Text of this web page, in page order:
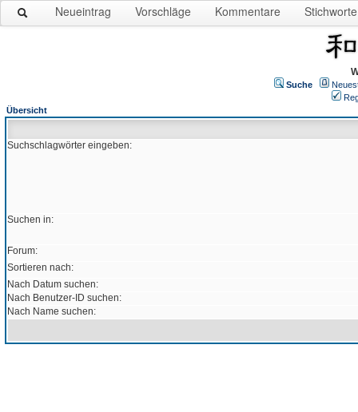
Neueintrag Vorschläge Kommentare Stichworte
Suche
Übersicht
Suchschlagwörter eingeben:
Suchen in:
Forum:
Sortieren nach:
Nach Datum suchen:
Nach Benutzer-ID suchen:
Nach Name suchen: